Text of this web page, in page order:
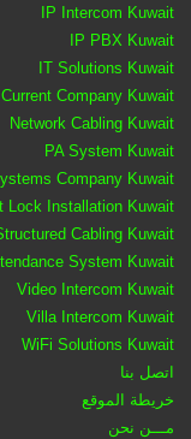
IP Intercom Kuwait
IP PBX Kuwait
IT Solutions Kuwait
Current Company Kuwait
Network Cabling Kuwait
PA System Kuwait
Company Kuwait
Lock Installation Kuwait
Cabling Kuwait
System Kuwait
Video Intercom Kuwait
Villa Intercom Kuwait
WiFi Solutions Kuwait
اتصل بنا
خريطة الموقع
مـــن نحن